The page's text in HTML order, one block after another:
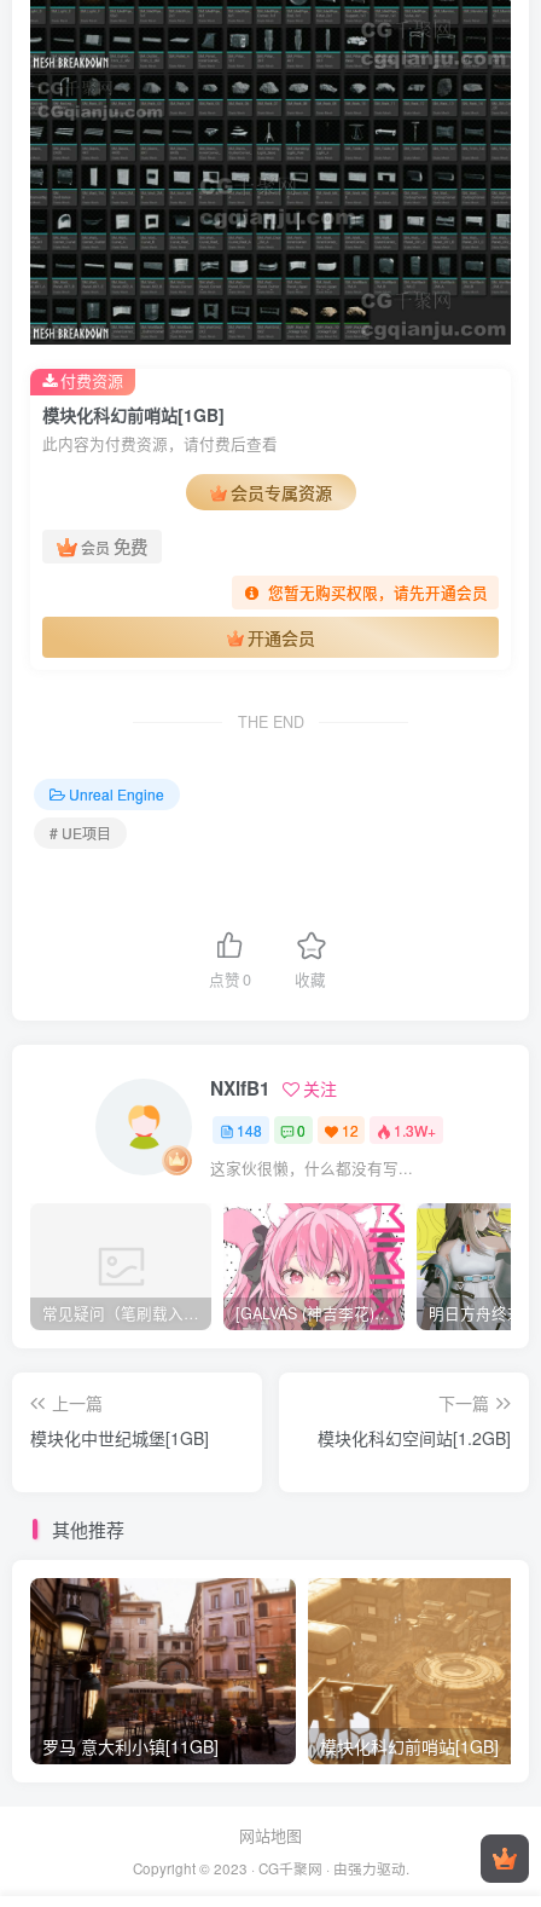
模块化科幻前哨站[1GB]
此内容为付费资源，请付费后查看
会员专属资源
会员 免费
您暂无购买权限，请先开通会员
开通会员
付费资源
THE END
Unreal Engine
# UE项目
点赞0 收藏
NXlfB1 关注
148 0 12 1.3W+
这家伙很懒，什么都没有写...
常见疑问（笔刷载入方法，无法载入 / 解压不了 / 链接失效） [GALVAS (神吉李花)] MIMIPINK[12P][57MB]
上一篇
模块化中世纪城堡[1GB]
下一篇
模块化科幻空间站[1.2GB]
其他推荐
罗马 意大利小镇[11GB] 模块化科幻前哨站[1GB]
网站地图
Copyright © 2023 · CG千聚网 · 由强力驱动.